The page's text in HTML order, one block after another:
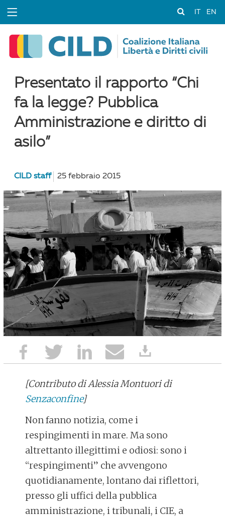
EN
Presentato il rapporto “Chi
fa la legge? Pubblica
Amministrazione e diritto di
asilo”
CILD staff 25 febbraio 2015
[Contributo di Alessia Montuori di
Senzaconfine]
Non fanno notizia, come i
respingimenti in mare. Ma sono
altrettanto illegittimi e odiosi: sono i
“respingimenti” che avvengono
quotidianamente, lontano dai riflettori,
presso gli uffici della pubblica
amministrazione, i tribunali, i CIE, a